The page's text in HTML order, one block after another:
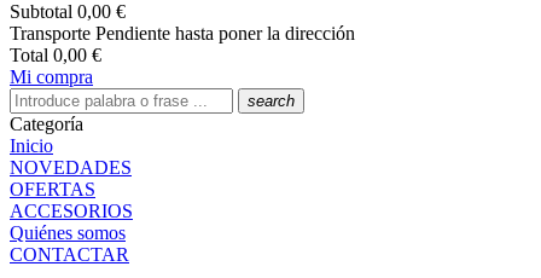
Subtotal 0,00 €
Transporte Pendiente hasta poner la dirección
Total 0,00 €
Mi compra
search
Categoría
Inicio
NOVEDADES
OFERTAS
ACCESORIOS
Quiénes somos
CONTACTAR